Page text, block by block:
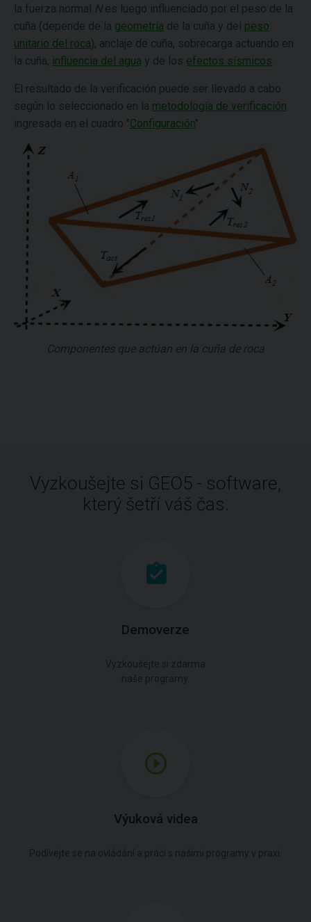
la fuerza normal Nes luego influenciado por el peso de la
cuña (depende de la geometría de la cuña y del peso
unitario del roca), anclaje de cuña, sobrecarga actuando en
la cuña, influencia del agua y de los efectos sísmicos
El resultado de la verificación puede ser llevado a cabo
según lo seleccionado en la metodología de verificación
ingresada en el cuadro "Configuración"
Componentes que actúan en la cuña de roca
Vyzkoušejte si GEO5 - software,
který šetří váš čas.
Demoverze
Výuková videa